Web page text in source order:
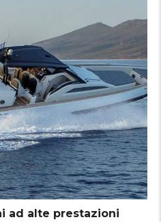
ad alte prestazioni